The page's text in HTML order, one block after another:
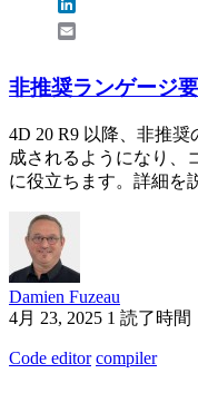
非推奨ランゲージ
4D 20 R9 以降、非推
成されるようになり、
に役立ちます。詳細を
Damien Fuzeau
4月 23, 2025 1 読了時間
Code editor compiler